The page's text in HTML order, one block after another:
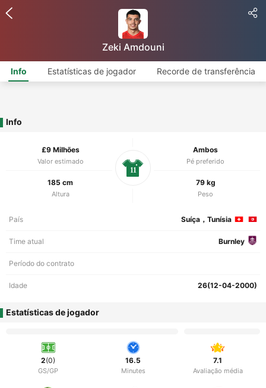
Zeki Amdouni
Info Estatísticas de jogador Recorde de transferência
Info
£9 Milhões
Valor estimado
Ambos
Pé preferido
185 cm
Altura
79 kg
Peso
11
País Suíça，Tunísia
Time atual Burnley
Período do contrato
Idade 26(12-04-2000)
Estatísticas de jogador
2(0)
GS/GP
16.5
Minutes
7.1
Avaliação média